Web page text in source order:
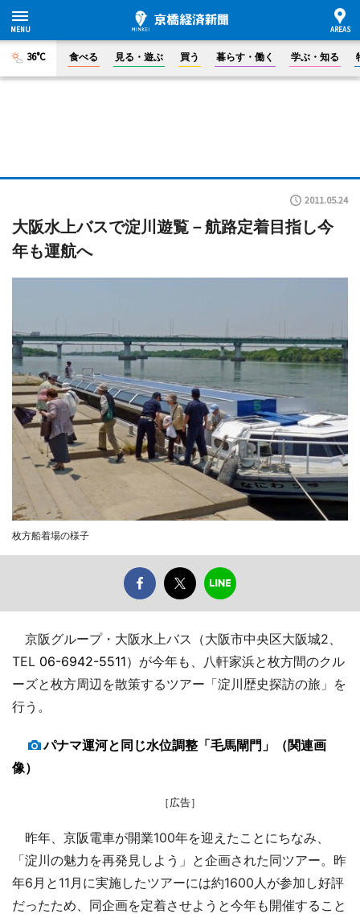
36°C 食べる 見る・遊ぶ 買う 暮らす・働く 学ぶ・知る
2011.05.24
大阪水上バスで淀川遊覧－航路定着目指し今
年も運航へ
枚方船着場の様子
京阪グループ・大阪水上バス（大阪市中央区大阪城2、
TEL 06-6942-5511）が今年も、八軒家浜と枚方間のクル
ーズと枚方周辺を散策するツアー「淀川歴史探訪の旅」を
行う。
パナマ運河と同じ水位調整「毛馬閘門」（関連画
像）
［広告］
昨年、京阪電車が開業100年を迎えたことにちなみ、
「淀川の魅力を再発見しよう」と企画された同ツアー。昨
年6月と11月に実施したツアーには約1600人が参加し好評
だったため、同企画を定着させようと今年も開催すること